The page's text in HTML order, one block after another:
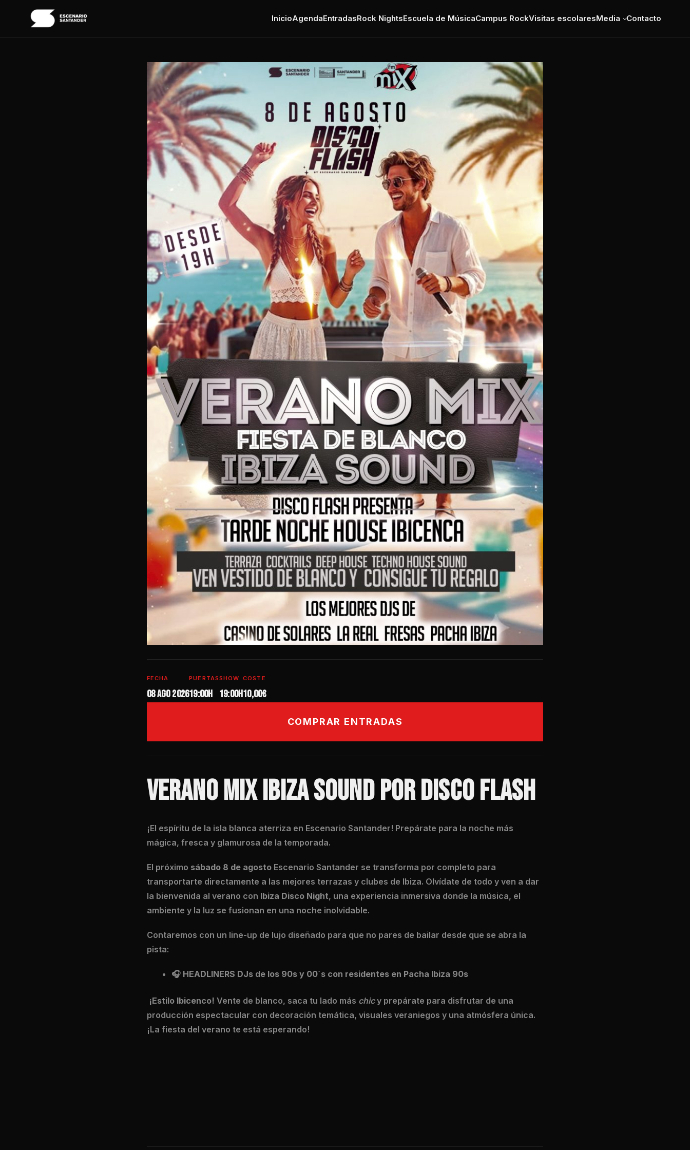
InicioAgendaEntradasRock NightsEscuela de MúsicaCampus RockVisitas escolaresMedia Contacto
FECHA
08 ago 2026
PUERTAS
19:00H
SHOW
19:00h
COSTE
10,00€
COMPRAR ENTRADAS
VERANO MIX IBIZA SOUND POR DISCO FLASH
¡El espíritu de la isla blanca aterriza en Escenario Santander! Prepárate para la noche más
mágica, fresca y glamurosa de la temporada.
El próximo sábado 8 de agosto Escenario Santander se transforma por completo para
transportarte directamente a las mejores terrazas y clubes de Ibiza. Olvídate de todo y ven a dar
la bienvenida al verano con Ibiza Disco Night, una experiencia inmersiva donde la música, el
ambiente y la luz se fusionan en una noche inolvidable.
Contaremos con un line-up de lujo diseñado para que no pares de bailar desde que se abra la
pista:
🎧 HEADLINERS DJs de los 90s y 00´s con residentes en Pacha Ibiza 90s
¡Estilo Ibicenco! Vente de blanco, saca tu lado más chicy prepárate para disfrutar de una
producción espectacular con decoración temática, visuales veraniegos y una atmósfera única.
¡La fiesta del verano te está esperando!